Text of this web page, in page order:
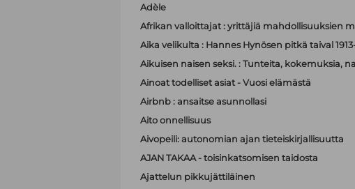
Adèle
Afrikan valloittajat : yrittäjiä mahdollisuuksien
Aika velikulta : Hannes Hynösen pitkä taival
Aikuisen naisen seksi. : Tunteita, kokemuksia,
Ainoat todelliset asiat - Vuosi elämästä
Airbnb : ansaitse asunnollasi
Aito onnellisuus
Aivopeili: autonomian ajan tieteiskirjallisuutta
AJAN TAKAA - toisinkatsomisen taidosta
Ajattelun pikkujättiläinen